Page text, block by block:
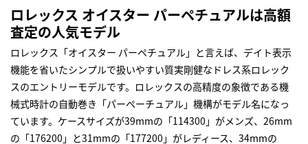
ロレックス オイスター パーペチュアルは高額
査定の人気モデル
ロレックス「オイスター パーペチュアル」と言えば、デイト表示
機能を省いたシンプルで扱いやすい質実剛健なドレス系ロレック
スのエントリーモデルです。ロレックスの高精度の象徴である機
械式時計の自動巻き「パーペーチュアル」機構がモデル名になっ
ています。ケースサイズが39mmの「114300」がメンズ、26mm
の「176200」と31mmの「177200」がレディース、34mmの